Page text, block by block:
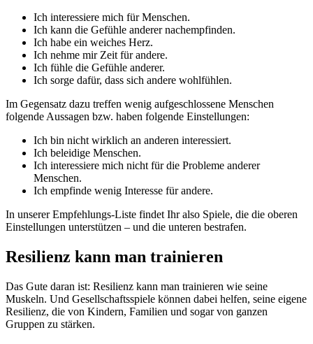
Ich interessiere mich für Menschen.
Ich kann die Gefühle anderer nachempfinden.
Ich habe ein weiches Herz.
Ich nehme mir Zeit für andere.
Ich fühle die Gefühle anderer.
Ich sorge dafür, dass sich andere wohlfühlen.
Im Gegensatz dazu treffen wenig aufgeschlossene Menschen
folgende Aussagen bzw. haben folgende Einstellungen:
Ich bin nicht wirklich an anderen interessiert.
Ich beleidige Menschen.
Ich interessiere mich nicht für die Probleme anderer
Menschen.
Ich empfinde wenig Interesse für andere.
In unserer Empfehlungs-Liste findet Ihr also Spiele, die die oberen
Einstellungen unterstützen – und die unteren bestrafen.
Resilienz kann man trainieren
Das Gute daran ist: Resilienz kann man trainieren wie seine
Muskeln. Und Gesellschaftsspiele können dabei helfen, seine eigene
Resilienz, die von Kindern, Familien und sogar von ganzen
Gruppen zu stärken.